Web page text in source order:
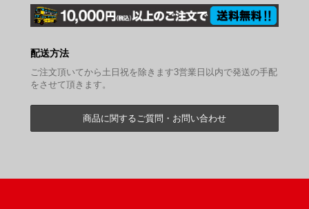
配送方法
ご注文頂いてから土日祝を除きます3営業日以内で発送の手配
をさせて頂きます。
商品に関するご質問・お問い合わせ